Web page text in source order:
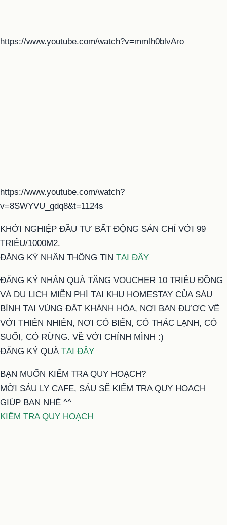
https://www.youtube.com/watch?v=mmlh0blvAro
https://www.youtube.com/watch?
v=8SWYVU_gdq8&t=1124s
KHỞI NGHIỆP ĐẦU TƯ BẤT ĐỘNG SẢN CHỈ VỚI 99
TRIỆU/1000M2.
ĐĂNG KÝ NHẬN THÔNG TIN TẠI ĐÂY
ĐĂNG KÝ NHẬN QUÀ TẶNG VOUCHER 10 TRIỆU ĐỒNG
VÀ DU LỊCH MIỄN PHÍ TẠI KHU HOMESTAY CỦA SÁU
BÌNH TẠI VÙNG ĐẤT KHÁNH HÒA, NƠI BẠN ĐƯỢC VỀ
VỚI THIÊN NHIÊN, NƠI CÓ BIỂN, CÓ THÁC LẠNH, CÓ
SUỐI, CÓ RỪNG. VỀ VỚI CHÍNH MÌNH :)
ĐĂNG KÝ QUÀ TẠI ĐÂY
BẠN MUỐN KIỂM TRA QUY HOẠCH?
MỜI SÁU LY CAFE, SÁU SẼ KIỂM TRA QUY HOẠCH
GIÚP BẠN NHÉ ^^
KIỂM TRA QUY HOẠCH